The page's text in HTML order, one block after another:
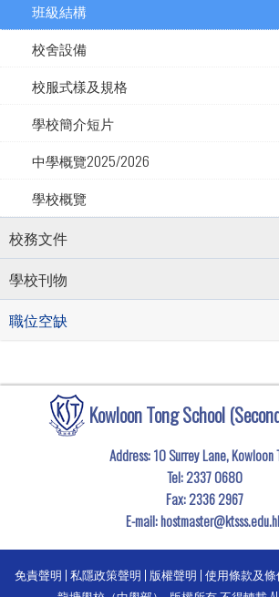
班級結構
校舍設備
校服式樣及規格
學校簡介短片
中學概覽2025/2026
學校概覽
校務文件
學校刊物
職位空缺
Kowloon Tong School
Address: 10 Surrey Lane, Kowloon
Tel:2337 0680
Fax:2336 2967
E-mail:
免責聲明 | 私隱政策聲明 | 版權聲明 | 使用條款及